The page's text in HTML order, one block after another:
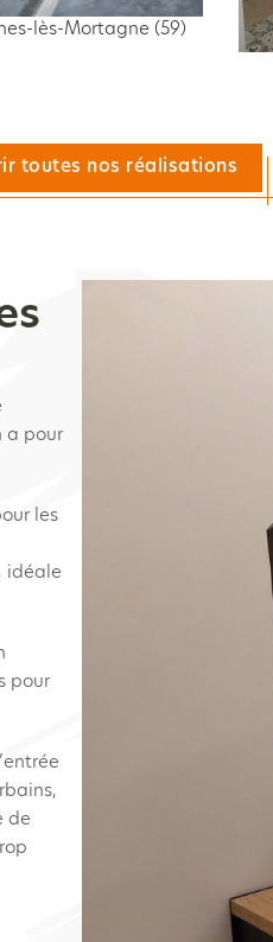
lès-Mortagne (59)
toutes nos réalisations
a pour
les
idéale
pour
de